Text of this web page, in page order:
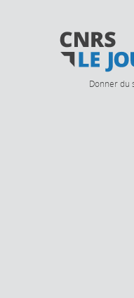
Donner du